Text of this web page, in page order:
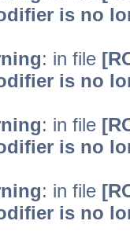
is no
: in file
is no
: in file
is no
: in file
is no